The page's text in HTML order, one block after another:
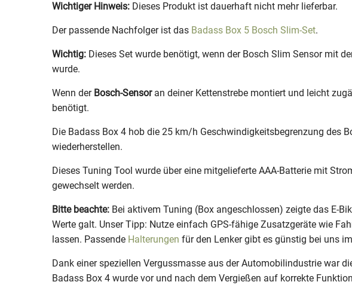
Wichtiger Hinweis: Dieses Produkt ist dauerhaft nicht mehr lieferbar.
Der passende Nachfolger ist das Badass Box 5 Bosch Slim-Set.
Wichtig: Dieses Set wurde benötigt, wenn der Bosch Slim Sensor mit
wurde.
Wenn der Bosch-Sensoran deiner Kettenstrebe montiert und leicht
benötigt.
Die Badass Box 4 hob die 25 km/h Geschwindigkeitsbegrenzung des
wiederherstellen.
Dieses Tuning Tool wurde über eine mitgelieferte AAA-Batterie mit
gewechselt werden.
Bitte beachte: Bei aktivem Tuning (Box angeschlossen) zeigte das E-
Werte galt. Unser Tipp: Nutze einfach GPS-fähige Zusatzgeräte wie
lassen. Passende Halterungen für den Lenker gibt es günstig bei uns
Dank einer speziellen Vergussmasse aus der Automobilindustrie war
Badass Box 4 wurde vor und nach dem Vergießen auf korrekte